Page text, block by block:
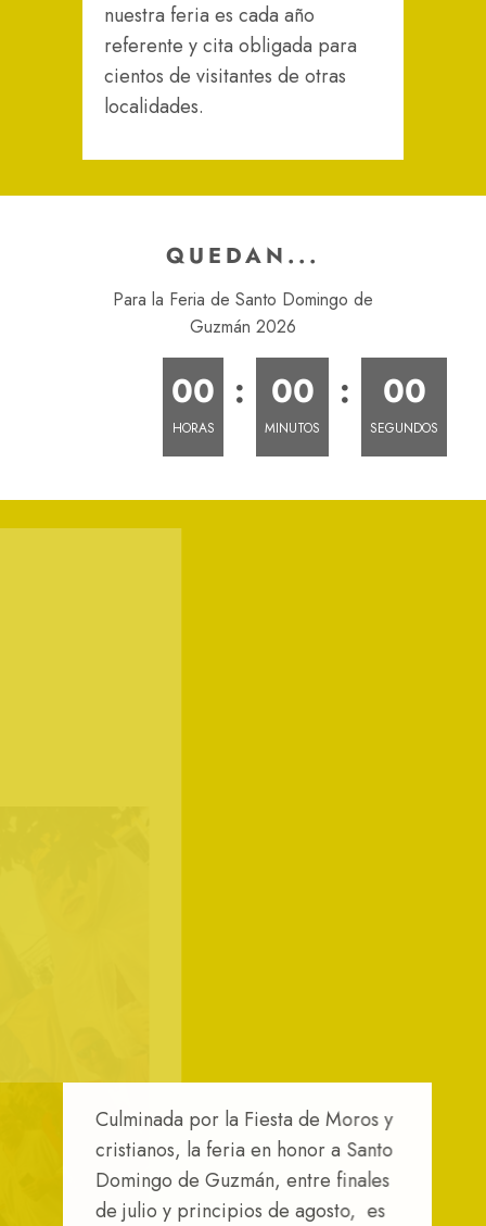
nuestra feria es cada año
referente y cita obligada para
cientos de visitantes de otras
localidades.
QUEDAN...
Para la Feria de Santo Domingo de
Guzmán 2026
00
HORAS
: 00
MINUTOS
: 00
SEGUNDOS
Culminada por la Fiesta de Moros y
cristianos, la feria en honor a Santo
Domingo de Guzmán, entre finales
de julio y principios de agosto, es